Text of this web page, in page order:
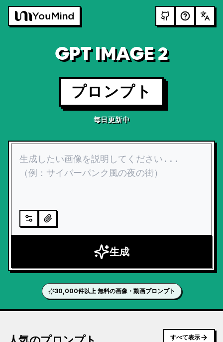
GPT IMAGE 2
プロンプト
毎日更新中
生成
30,000件以上 無料の画像・動画プロンプト
すべて表示